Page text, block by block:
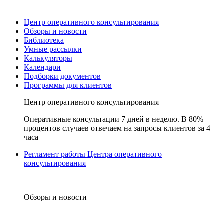
Центр оперативного консультирования
Обзоры и новости
Библиотека
Умные рассылки
Калькуляторы
Календари
Подборки документов
Программы для клиентов
Центр оперативного консультирования
Оперативные консультации 7 дней в неделю. В 80%
процентов случаев отвечаем на запросы клиентов за 4
часа
Регламент работы Центра оперативного
консультирования
Обзоры и новости